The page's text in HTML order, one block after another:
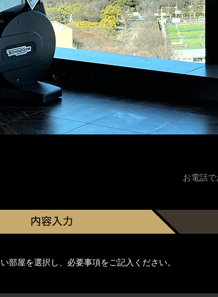
お電話
部屋を選択し、必要事項をご記入ください。